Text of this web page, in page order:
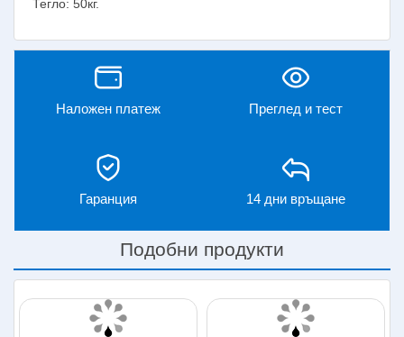
Тегло: 50кг.
Наложен платеж Преглед и тест
Гаранция 14 дни връщане
Подобни продукти